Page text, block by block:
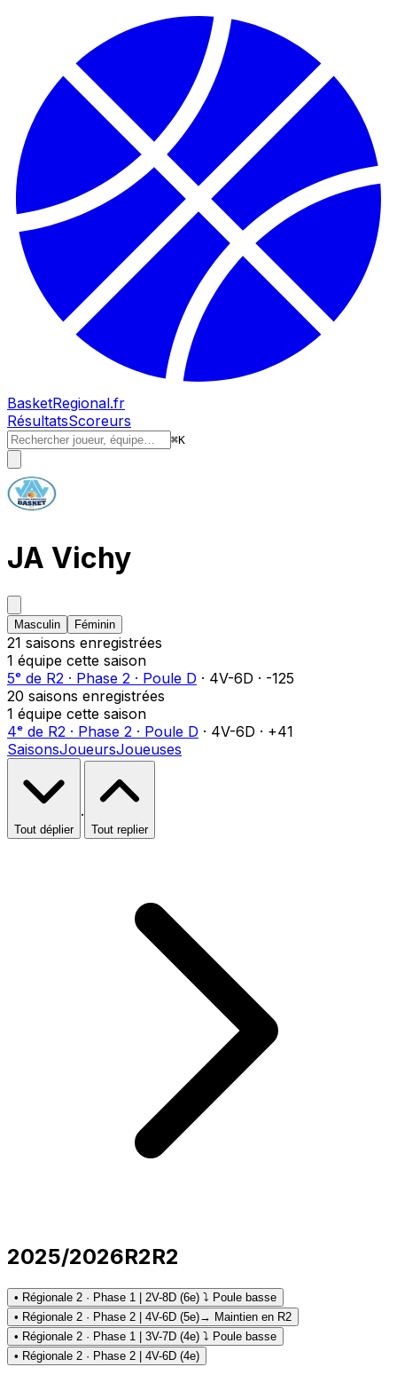
BasketRegional.fr
RésultatsScoreurs
⌘K
JA Vichy
Masculin Féminin
21 saisons enregistrées
1 équipe cette saison
5ᵉ de R2 · Phase 2 · Poule D · 4V-6D · -125
20 saisons enregistrées
1 équipe cette saison
4ᵉ de R2 · Phase 2 · Poule D · 4V-6D · +41
SaisonsJoueursJoueuses
Tout déplier
·
Tout replier
2025/2026R2R2
• Régionale 2 · Phase 1 | 2V-8D (6e) ⤵ Poule basse
• Régionale 2 · Phase 2 | 4V-6D (5e)→ Maintien en R2
• Régionale 2 · Phase 1 | 3V-7D (4e) ⤵ Poule basse
• Régionale 2 · Phase 2 | 4V-6D (4e)